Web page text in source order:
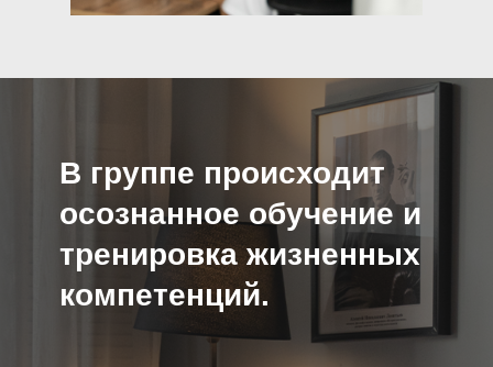
В группе происходит
осознанное обучение и
тренировка жизненных
компетенций.